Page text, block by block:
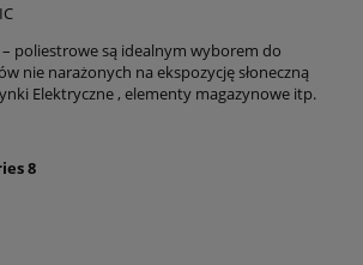
poliestrowe są idealnym wyborem do
nie narażonych na ekspozycję słoneczną
Elektryczne , elementy magazynowe itp.
8